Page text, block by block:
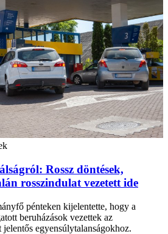
Rossz döntések,
rosszindulat vezetett ide
pénteken kijelentette, hogy a
beruházások vezettek az
egyensúlytalanságokhoz.